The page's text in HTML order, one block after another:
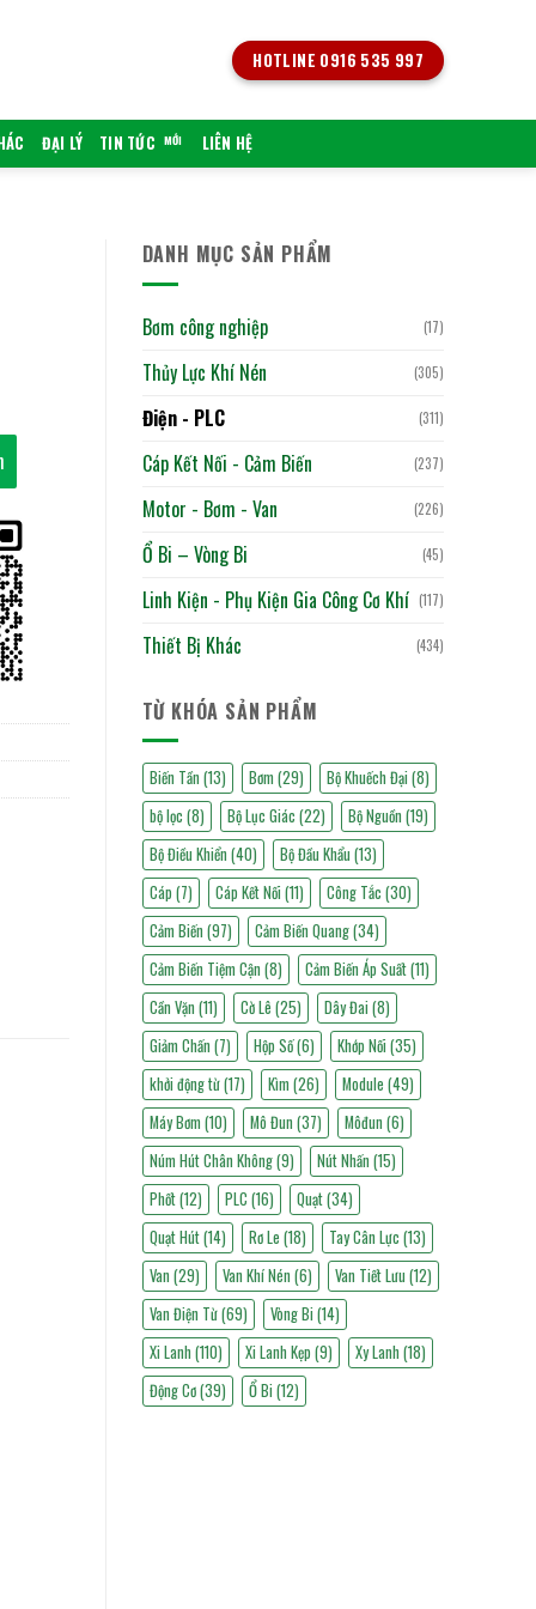
HOTLINE 0916 535 997
ĐẠI LÝ TIN TỨC LIÊN HỆ
DANH MỤC SẢN PHẨM
Bơm công nghiệp (17)
Thủy Lực Khí Nén (305)
Điện - PLC (311)
Cáp Kết Nối - Cảm Biến (237)
Motor - Bơm - Van (226)
Ổ Bi – Vòng Bi (45)
Linh Kiện - Phụ Kiện Gia Công Cơ Khí (117)
Thiết Bị Khác (434)
TỪ KHÓA SẢN PHẨM
Biến Tần (13) Bơm (29) Bộ Khuếch Đại (8)
bộ lọc (8) Bộ Lục Giác (22) Bộ Nguồn (19)
Bộ Điều Khiển (40) Bộ Đầu Khẩu (13)
Cáp (7) Cáp Kết Nối (11) Công Tắc (30)
Cảm Biến (97) Cảm Biến Quang(34)
Cảm Biến Tiệm Cận (8) Cảm Biến Áp Suất(11)
Cần Vặn (11) Cờ Lê (25) Dây Đai (8)
Giảm Chấn (7) Hộp Số(6) Khớp Nối (35)
khởi động từ(17) Kìm (26) Module (49)
Máy Bơm (10) Mô Đun (37) Môđun (6)
Núm Hút Chân Không(9) Nút Nhấn (15)
Phốt(12) PLC (16) Quạt(34)
Quạt Hút(14) Rơ Le (18) Tay Cân Lực (13)
Van (29) Van Khí Nén (6) Van Tiết Lưu (12)
Van Điện Từ(69) Vòng Bi (14)
Xi Lanh (110) Xi Lanh Kẹp (9) Xy Lanh (18)
Động Cơ(39) Ổ Bi (12)